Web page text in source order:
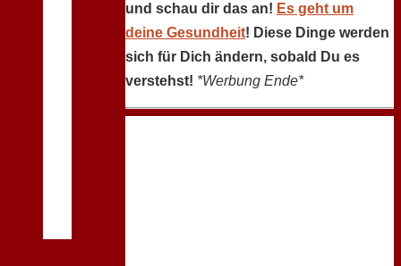
und schau dir das an! Es geht um
deine Gesundheit! Diese Dinge werden
sich für Dich ändern, sobald Du es
verstehst! *Werbung Ende*